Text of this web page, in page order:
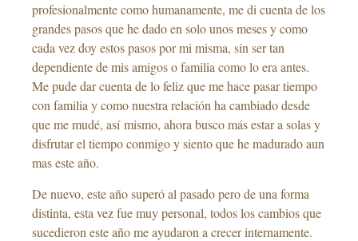
profesionalmente como humanamente, me di cuenta de los
grandes pasos que he dado en solo unos meses y como
cada vez doy estos pasos por mi misma, sin ser tan
dependiente de mis amigos o familia como lo era antes.
Me pude dar cuenta de lo feliz que me hace pasar tiempo
con familia y como nuestra relación ha cambiado desde
que me mudé, así mismo, ahora busco más estar a solas y
disfrutar el tiempo conmigo y siento que he madurado aun
mas este año.
De nuevo, este año superó al pasado pero de una forma
distinta, esta vez fue muy personal, todos los cambios que
sucedieron este año me ayudaron a crecer internamente.